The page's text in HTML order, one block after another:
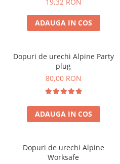
ADAUGA IN COS
Dopuri de urechi Alpine Party
plug
80,00 RON
ADAUGA IN COS
Dopuri de urechi Alpine
Worksafe